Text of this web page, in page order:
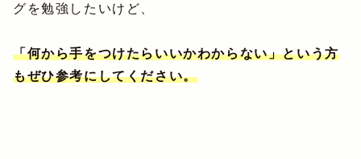
グを勉強したいけど、
「何から手をつけたらいいかわからない」という方
もぜひ参考にしてください。